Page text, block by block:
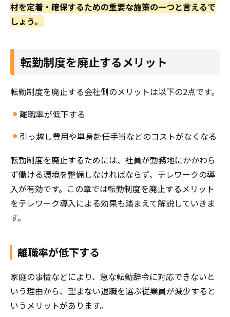
材を定着・確保するための重要な施策の一つと言えるで
しょう。
転勤制度を廃止するメリット
転勤制度を廃止する会社側のメリットは以下の2点です。
離職率が低下する
引っ越し費用や単身赴任手当などのコストがなくなる
転勤制度を廃止するためには、社員が勤務地にかかわら
ず働ける環境を整備しなければならず、テレワークの導
入が有効です。この章では転勤制度を廃止するメリット
をテレワーク導入による効果も踏まえて解説していきま
す。
離職率が低下する
家庭の事情などにより、急な転勤辞令に対応できないと
いう理由から、望まない退職を選ぶ従業員が減少すると
いうメリットがあります。